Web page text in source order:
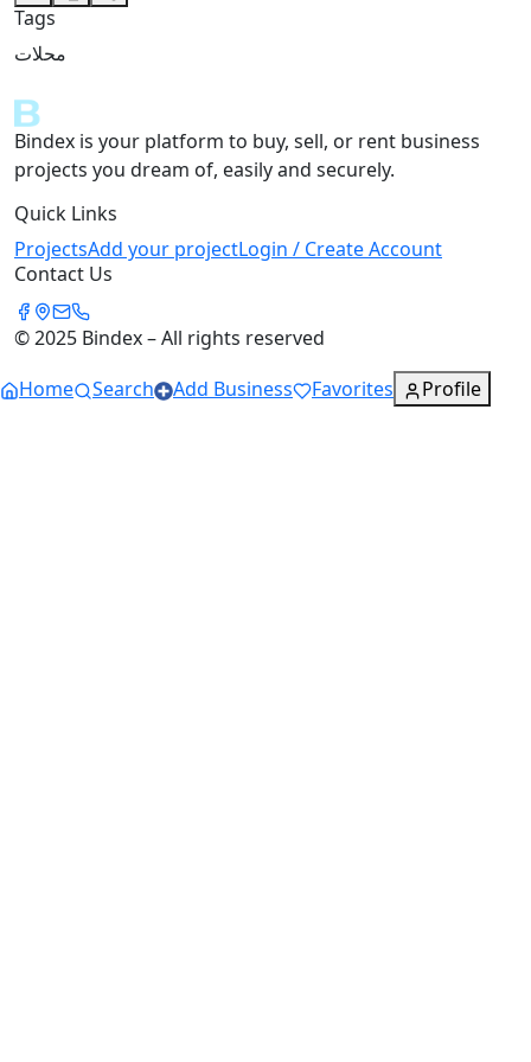
Tags
محلات
Bindex is your platform to buy, sell, or rent business
projects you dream of, easily and securely.
Quick Links
ProjectsAdd your projectLogin / Create Account
Contact Us
© 2025 Bindex – All rights reserved
Home
Search Add Business Favorites Profile